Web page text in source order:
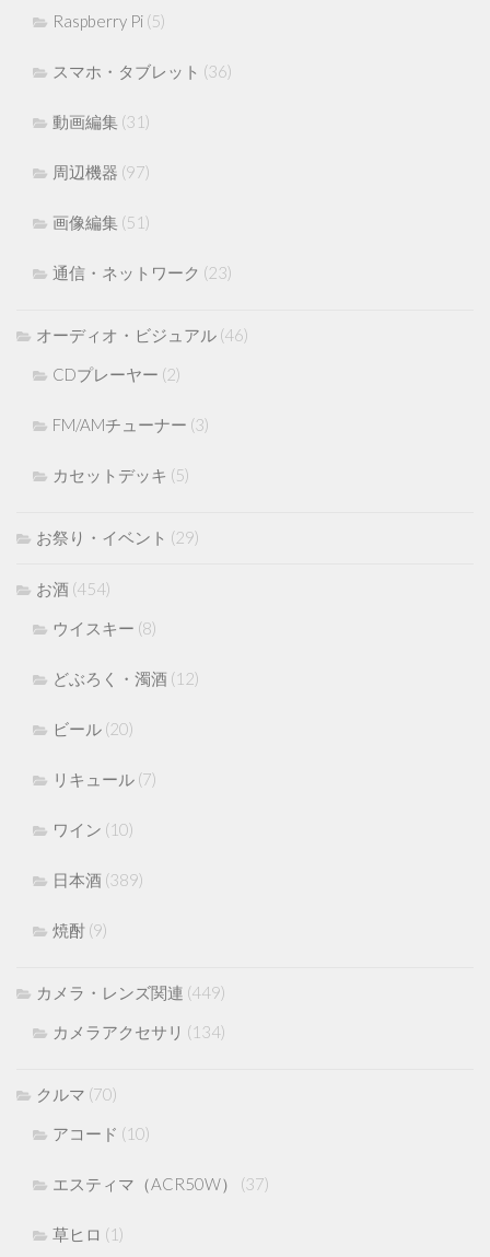
Raspberry Pi (5)
スマホ・タブレット (36)
動画編集 (31)
周辺機器 (97)
画像編集 (51)
通信・ネットワーク (23)
オーディオ・ビジュアル (46)
CDプレーヤー (2)
FM/AMチューナー (3)
カセットデッキ (5)
お祭り・イベント (29)
お酒 (454)
ウイスキー (8)
どぶろく・濁酒 (12)
ビール (20)
リキュール (7)
ワイン (10)
日本酒 (389)
焼酎 (9)
カメラ・レンズ関連 (449)
カメラアクセサリ (134)
クルマ (70)
アコード (10)
エスティマ（ACR50W） (37)
草ヒロ (1)